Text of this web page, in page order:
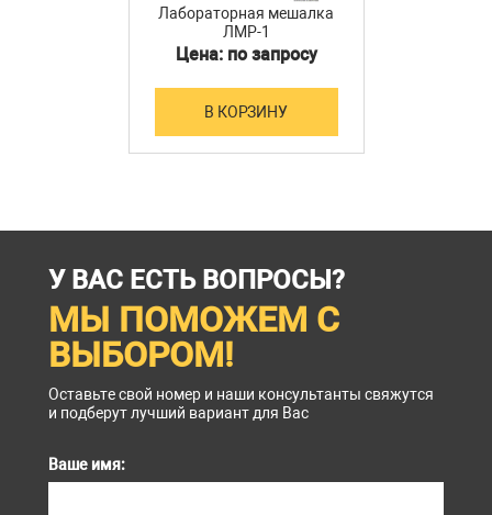
Лабораторная мешалка
ЛМР-1
Цена: по запросу
В КОРЗИНУ
У ВАС ЕСТЬ ВОПРОСЫ?
МЫ ПОМОЖЕМ С
ВЫБОРОМ!
Оставьте свой номер и наши консультанты свяжутся
и подберут лучший вариант для Вас
Ваше имя: